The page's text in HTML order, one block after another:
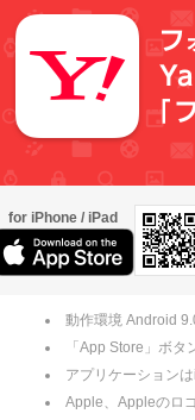
for iPhone / iPad
動作環境 Android
「App Store」ボ
アプリケーション
Apple、Appleのロ